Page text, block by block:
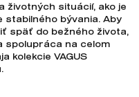
životných situácií, ako je
bývania. Aby
späť do bežného života,
spolupráca na celom
kolekcie VAGUS